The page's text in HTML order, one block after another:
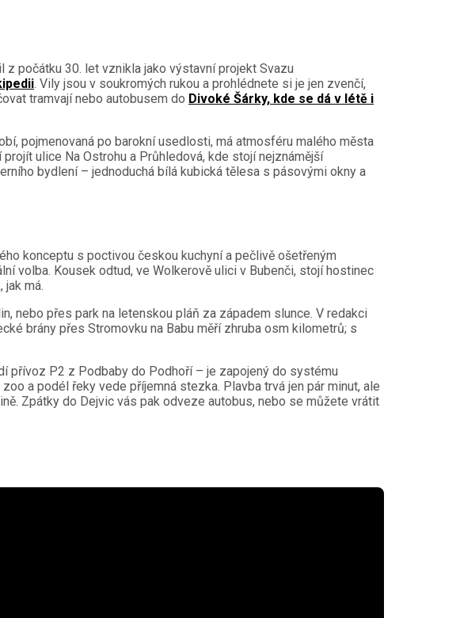
počátku 30. let vznikla jako výstavní projekt Svazu
. Vily jsou v soukromých rukou a prohlédnete si je jen zvenčí,
tramvají nebo autobusem do Divoké Šárky, kde se dá v létě i
pojmenovaná po barokní usedlosti, má atmosféru malého města
ulice Na Ostrohu a Průhledová, kde stojí nejznámější
bydlení – jednoduchá bílá kubická tělesa s pásovými okny a
konceptu s poctivou českou kuchyní a pečlivě ošetřeným
volba. Kousek odtud, ve Wolkerově ulici v Bubenči, stojí hostinec
jak má.
nebo přes park na letenskou pláň za západem slunce. V redakci
brány přes Stromovku na Babu měří zhruba osm kilometrů; s
přívoz P2 z Podbaby do Podhoří – je zapojený do systému
a podél řeky vede příjemná stezka. Plavba trvá jen pár minut, ale
Zpátky do Dejvic vás pak odveze autobus, nebo se můžete vrátit